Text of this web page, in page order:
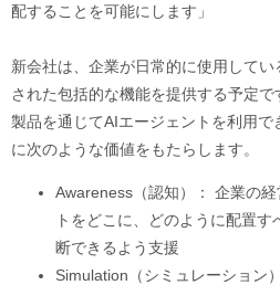
配することを可能にします」
新会社は、企業が日常的に使用して
された包括的な機能を提供する予定
製品を通じてAIエージェントを利用
に次のような価値をもたらします。
Awareness（認知）： 企業の
トをどこに、どのように配置
断できるよう支援
Simulation（シミュレーション